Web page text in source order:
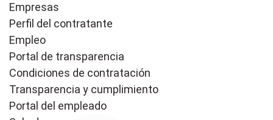
Empresas
Perfil del contratante
Empleo
Portal de transparencia
Condiciones de contratación
Transparencia y cumplimiento
Portal del empleado